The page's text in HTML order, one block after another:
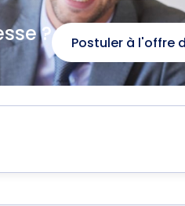
? Postuler à l'offre